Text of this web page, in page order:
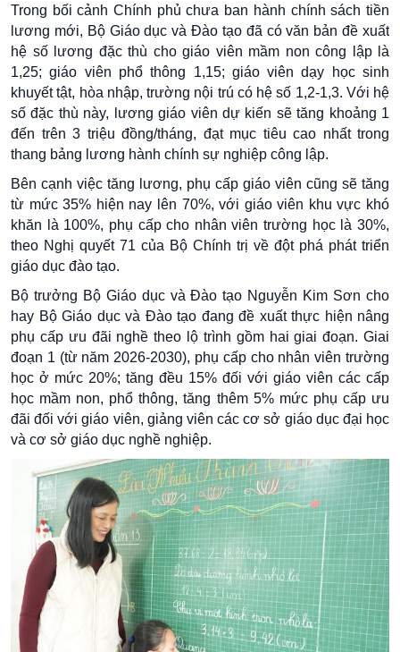
Trong bối cảnh Chính phủ chưa ban hành chính sách tiền
lương mới, Bộ Giáo dục và Đào tạo đã có văn bản đề xuất
hệ số lương đặc thù cho giáo viên mầm non công lập là
1,25; giáo viên phổ thông 1,15; giáo viên dạy học sinh
khuyết tật, hòa nhập, trường nội trú có hệ số 1,2-1,3. Với hệ
số đặc thù này, lương giáo viên dự kiến sẽ tăng khoảng 1
đến trên 3 triệu đồng/tháng, đạt mục tiêu cao nhất trong
thang bảng lương hành chính sự nghiệp công lập.
Bên cạnh việc tăng lương, phụ cấp giáo viên cũng sẽ tăng
từ mức 35% hiện nay lên 70%, với giáo viên khu vực khó
khăn là 100%, phụ cấp cho nhân viên trường học là 30%,
theo Nghị quyết 71 của Bộ Chính trị về đột phá phát triển
giáo dục đào tạo.
Bộ trưởng Bộ Giáo dục và Đào tạo Nguyễn Kim Sơn cho
hay Bộ Giáo dục và Đào tạo đang đề xuất thực hiện nâng
phụ cấp ưu đãi nghề theo lộ trình gồm hai giai đoạn. Giai
đoạn 1 (từ năm 2026-2030), phụ cấp cho nhân viên trường
học ở mức 20%; tăng đều 15% đối với giáo viên các cấp
học mầm non, phổ thông, tăng thêm 5% mức phụ cấp ưu
đãi đối với giáo viên, giảng viên các cơ sở giáo dục đại học
và cơ sở giáo dục nghề nghiệp.